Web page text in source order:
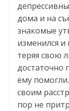
дома и на
знакомые
изменился и
теряя свою
достаточно
ему
своим
пор не